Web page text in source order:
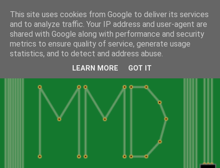
This site uses cookies from Google to deliver its services
and to analyze traffic. Your IP address and user-agent are
shared with Google along with performance and security
metrics to ensure quality of service, generate usage
statistics, and to detect and address abuse.
LEARN MORE GOT IT